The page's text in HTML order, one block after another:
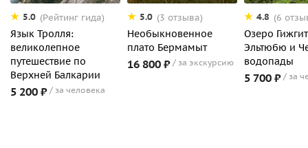
5.0 (Рейтинг гида)
Язык Тролля:
великолепное
путешествие по
Верхней Балкарии
5 200 ₽ за человека
5.0 (3 отзыва)
Необыкновенное
плато Бермамыт
16 800 ₽ за экскурсию
4.8 (6
Озеро
Эльтюбю и
водопады
5 700 ₽ за